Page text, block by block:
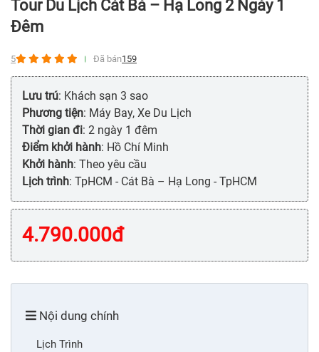
Tour Du Lịch Cát Bà – Hạ Long 2 Ngày 1
Đêm
5 Đã bán159
Lưu trú: Khách sạn 3 sao
Phương tiện: Máy Bay, Xe Du Lịch
Thời gian đi: 2 ngày 1 đêm
Điểm khởi hành: Hồ Chí Minh
Khởi hành: Theo yêu cầu
Lịch trình: TpHCM - Cát Bà – Hạ Long - TpHCM
4.790.000đ
Nội dung chính
Lịch Trình